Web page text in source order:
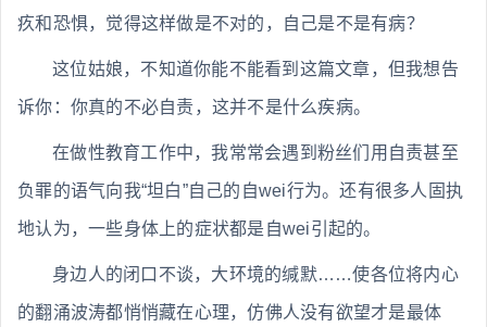
疚和恐惧，觉得这样做是不对的，自己是不是有病？
这位姑娘，不知道你能不能看到这篇文章，但我想告
诉你：你真的不必自责，这并不是什么疾病。
在做性教育工作中，我常常会遇到粉丝们用自责甚至
负罪的语气向我“坦白”自己的自wei行为。还有很多人固执
地认为，一些身体上的症状都是自wei引起的。
身边人的闭口不谈，大环境的缄默……使各位将内心
的翻涌波涛都悄悄藏在心理，仿佛人没有欲望才是最体